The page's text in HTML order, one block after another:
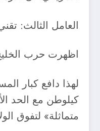
العامل الثالث:
اظهرت حرب
لهذا دافع كبار
كيلوطن مع الحد
متماثلة» لتفوق